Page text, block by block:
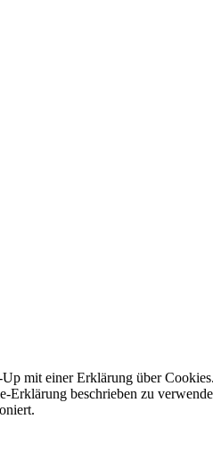
mit einer Erklärung über
beschrieben zu